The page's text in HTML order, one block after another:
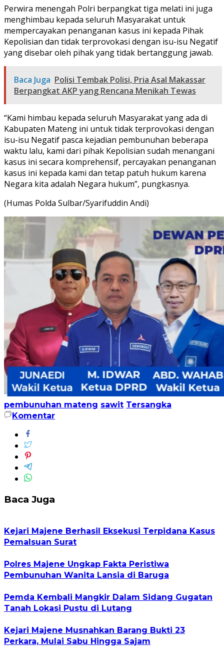
Perwira menengah Polri berpangkat tiga melati ini juga
menghimbau kepada seluruh Masyarakat untuk
mempercayakan penanganan kasus ini kepada Pihak
Kepolisian dan tidak terprovokasi dengan isu-isu Negatif
yang disebar oleh pihak yang tidak bertanggung jawab.
Baca Juga Polisi Tembak Polisi, Pria Asal Makassar
Berpangkat AKP yang Rencana Menikah Tewas
“Kami himbau kepada seluruh Masyarakat yang ada di
Kabupaten Mateng ini untuk tidak terprovokasi dengan
isu-isu Negatif pasca kejadian pembunuhan beberapa
waktu lalu, kami dari pihak Kepolisian sudah menangani
kasus ini secara komprehensif, percayakan penanganan
kasus ini kepada kami dan tetap patuh hukum karena
Negara kita adalah Negara hukum”, pungkasnya.
(Humas Polda Sulbar/Syarifuddin Andi)
pembunuhan mateng sawit Tersangka
Komentar
Baca Juga
Kejari Majene Berhasil Eksekusi Terpidana Kasus
Pemalsuan Surat
Polres Majene Ungkap Fakta Peristiwa
Pembunuhan Wanita Lansia di Baruga
Pemda Kembali Mangkir Dalam Sidang Gugatan
Tanah Lokasi Pustu di Lutang
Kejari Majene Musnahkan Barang Bukti 23
Perkara, Mulai Sabu Hingga Sajam